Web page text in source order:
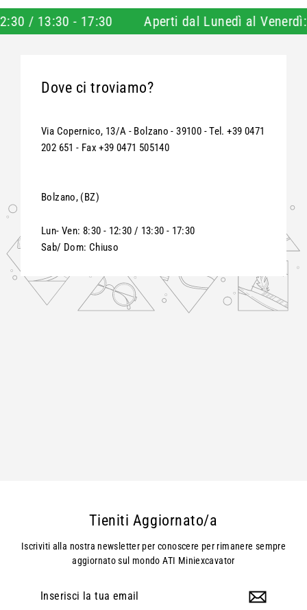
- 17:30 Aperti dal Lunedì al Venerdì: 8:30 -
Dove ci troviamo?
Via Copernico, 13/A - Bolzano - 39100 - Tel. +39 0471
202 651 - Fax +39 0471 505140
Bolzano, (BZ)
Lun- Ven: 8:30 - 12:30 / 13:30 - 17:30
Sab/ Dom: Chiuso
Tieniti Aggiornato/a
Iscriviti alla nostra newsletter per conoscere per rimanere sempre
aggiornato sul mondo ATI Miniexcavator